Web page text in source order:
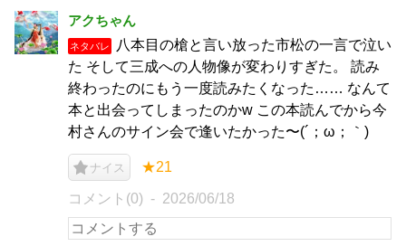
アクちゃん
ネタバレ
八本目の槍と言い放った市松の一言で泣い
た そして三成への人物像が変わりすぎた。 読み
終わったのにもう一度読みたくなった…… なんて
本と出会ってしまったのかw この本読んでから今
村さんのサイン会で逢いたかった〜(´；ω；｀)
ナイス ★21
コメント(0) 2026/06/18